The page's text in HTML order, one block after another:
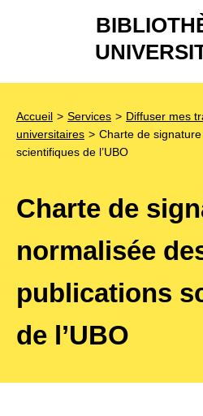
Accueil Services
Diffuser mes
universitaires
Charte de
scientifiques de l’UBO
Charte de
normalisée
publications
de l’UBO